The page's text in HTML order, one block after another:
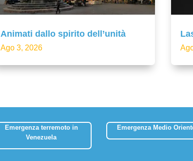
Animati dallo spirito dell’unità
Ago 3, 2026
Emergenza terremoto in
Venezuela
Emergenza Medio